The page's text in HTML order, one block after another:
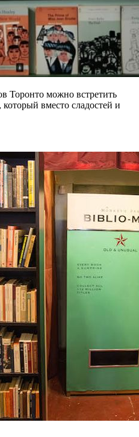
Торонто можно встретить
вместо сладостей и